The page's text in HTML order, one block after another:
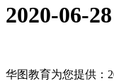
2020-06-28
华图教育为您提供：